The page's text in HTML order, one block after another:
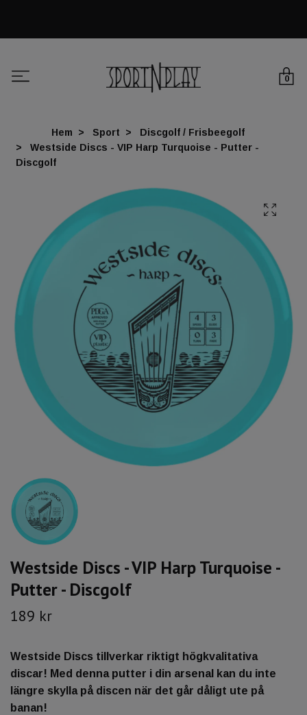
0
Hem Sport
Discgolf / Frisbeegolf
Westside Discs - VIP Harp Turquoise - Putter -
Discgolf
Westside Discs - VIP Harp Turquoise -
Putter - Discgolf
189 kr
Westside Discs tillverkar riktigt högkvalitativa
discar! Med denna putter i din arsenal kan du inte
längre skylla på discen när det går dåligt ute på
banan!